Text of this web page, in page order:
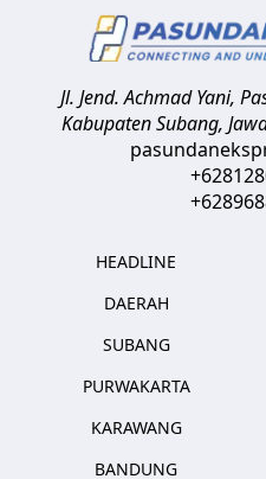
Jl. Jend. Achmad Yani,
Kabupaten Subang,
HEADLINE
DAERAH
SUBANG
PURWAKARTA
KARAWANG
BANDUNG